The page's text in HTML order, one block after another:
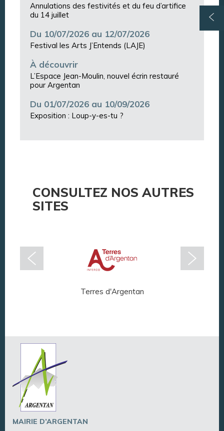
Annulations des festivités et du feu d’artifice
du 14 juillet
Du 10/07/2026 au 12/07/2026
Festival les Arts J’Entends (LAJE)
À découvrir
L’Espace Jean-Moulin, nouvel écrin restauré
pour Argentan
Du 01/07/2026 au 10/09/2026
Exposition : Loup-y-es-tu ?
CONSULTEZ NOS AUTRES
SITES
Terres d'Argentan
MAIRIE D’ARGENTAN